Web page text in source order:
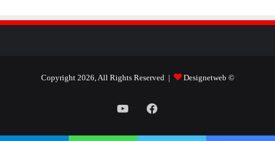
© Copyright 2026, All Rights Reserved |
Designetweb
فيسبوك